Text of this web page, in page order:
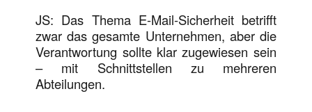
JS: Das Thema E-Mail-Sicherheit betrifft
zwar das gesamte Unternehmen, aber die
Verantwortung sollte klar zugewiesen sein
– mit Schnittstellen zu mehreren
Abteilungen.